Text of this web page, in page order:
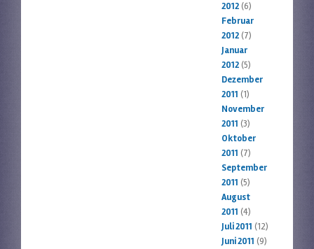
2012(6)
Februar
2012(7)
Januar
2012(5)
Dezember
2011 (1)
November
2011 (3)
Oktober
2011 (7)
September
2011 (5)
August
2011 (4)
Juli 2011 (12)
Juni 2011 (9)